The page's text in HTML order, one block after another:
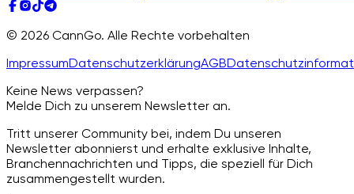
© 2026 CannGo. Alle Rechte vorbehalten
ImpressumDatenschutzerklärungAGB
Keine News verpassen?
Melde Dich zu unserem Newsletter an.
Tritt unserer Community bei, indem Du unseren
Newsletter abonnierst und erhalte exklusive Inhalte,
Branchennachrichten und Tipps, die speziell für Dich
zusammengestellt wurden.